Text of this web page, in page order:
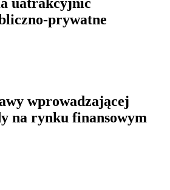
uatrakcyjnić
prywatne
wprowadzającej
na rynku finansowym